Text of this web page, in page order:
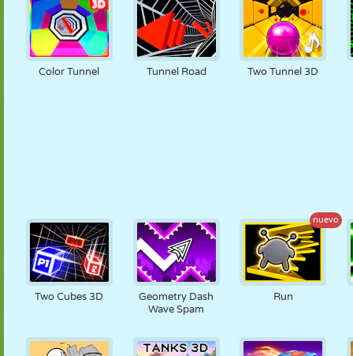
Color Tunnel Tunnel Road Two Tunnel 3D
Two Cubes 3D
Geometry Dash
Wave Spam
nuevo
Run